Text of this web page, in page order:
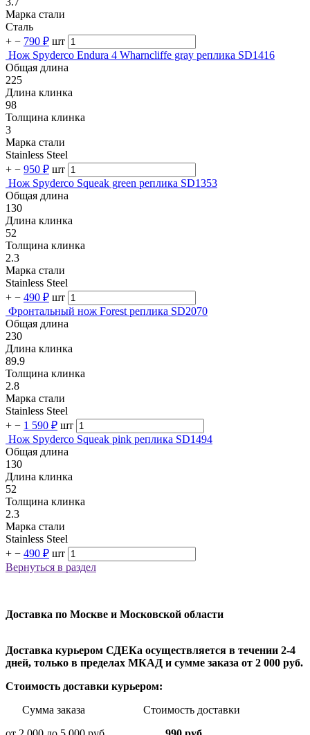
Марка стали
Сталь
+ − 790 ₽ шт
Нож Spyderco Endura 4 Wharncliffe gray реплика SD1416
Общая длина
225
Длина клинка
98
Толщина клинка
3
Марка стали
Stainless Steel
+ − 950 ₽ шт
Нож Spyderco Squeak green реплика SD1353
Общая длина
130
Длина клинка
52
Толщина клинка
2.3
Марка стали
Stainless Steel
+ − 490 ₽ шт
Фронтальный нож Forest реплика SD2070
Общая длина
230
Длина клинка
89.9
Толщина клинка
2.8
Марка стали
Stainless Steel
+ − 1 590 ₽ шт
Нож Spyderco Squeak pink реплика SD1494
Общая длина
130
Длина клинка
52
Толщина клинка
2.3
Марка стали
Stainless Steel
+ − 490 ₽ шт
Вернуться в раздел
Доставка по Москве и Московской области
Доставка курьером СДЕКа осуществляется в течении 2-4
дней, только в пределах МКАД и сумме заказа от 2 000 руб.
Стоимость доставки курьером:
Сумма заказа Стоимость доставки